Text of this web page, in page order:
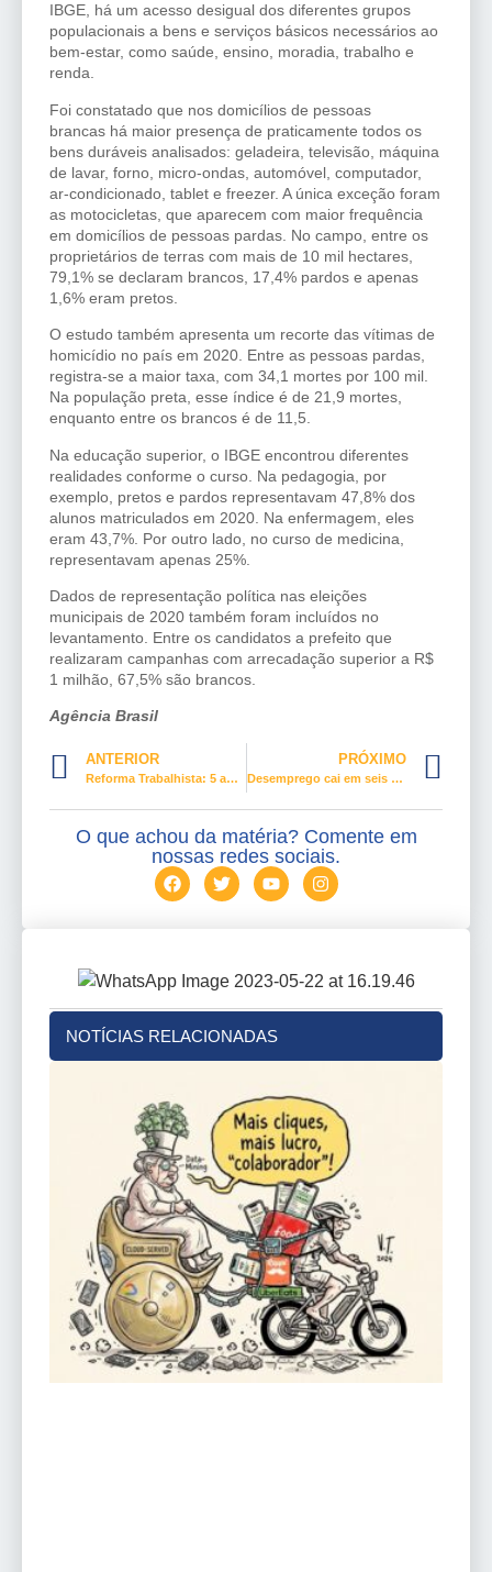
IBGE, há um acesso desigual dos diferentes grupos
populacionais a bens e serviços básicos necessários ao
bem-estar, como saúde, ensino, moradia, trabalho e
renda.
Foi constatado que nos domicílios de pessoas
brancas há maior presença de praticamente todos os
bens duráveis analisados: geladeira, televisão, máquina
de lavar, forno, micro-ondas, automóvel, computador,
ar-condicionado, tablet e freezer. A única exceção foram
as motocicletas, que aparecem com maior frequência
em domicílios de pessoas pardas. No campo, entre os
proprietários de terras com mais de 10 mil hectares,
79,1% se declaram brancos, 17,4% pardos e apenas
1,6% eram pretos.
O estudo também apresenta um recorte das vítimas de
homicídio no país em 2020. Entre as pessoas pardas,
registra-se a maior taxa, com 34,1 mortes por 100 mil.
Na população preta, esse índice é de 21,9 mortes,
enquanto entre os brancos é de 11,5.
Na educação superior, o IBGE encontrou diferentes
realidades conforme o curso. Na pedagogia, por
exemplo, pretos e pardos representavam 47,8% dos
alunos matriculados em 2020. Na enfermagem, eles
eram 43,7%. Por outro lado, no curso de medicina,
representavam apenas 25%.
Dados de representação política nas eleições
municipais de 2020 também foram incluídos no
levantamento. Entre os candidatos a prefeito que
realizaram campanhas com arrecadação superior a R$
1 milhão, 67,5% são brancos.
Agência Brasil
ANTERIOR
Reforma Trabalhista: 5 anos de sacrifícios ao trabalhador
PRÓXIMO
Desemprego cai em seis estados, no trimestre
O que achou da matéria? Comente em
nossas redes sociais.
NOTÍCIAS RELACIONADAS